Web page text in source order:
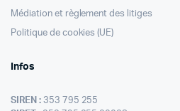
Médiation et règlement des litiges
Politique de cookies (UE)
Infos
SIREN :353 795 255